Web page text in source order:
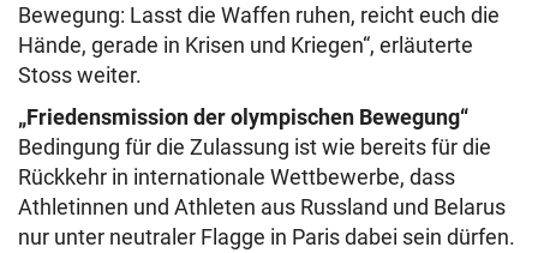
Bewegung: Lasst die Waffen ruhen, reicht euch die
Hände, gerade in Krisen und Kriegen“, erläuterte
Stoss weiter.
„Friedensmission der olympischen Bewegung“
Bedingung für die Zulassung ist wie bereits für die
Rückkehr in internationale Wettbewerbe, dass
Athletinnen und Athleten aus Russland und Belarus
nur unter neutraler Flagge in Paris dabei sein dürfen.